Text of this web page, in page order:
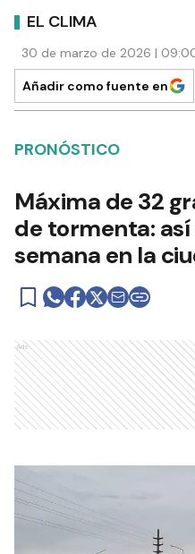
EL CLIMA
30 de marzo de 2026 |
Añadir como fuente en
PRONÓSTICO
Máxima de 32
de tormenta:
semana en la
Ads